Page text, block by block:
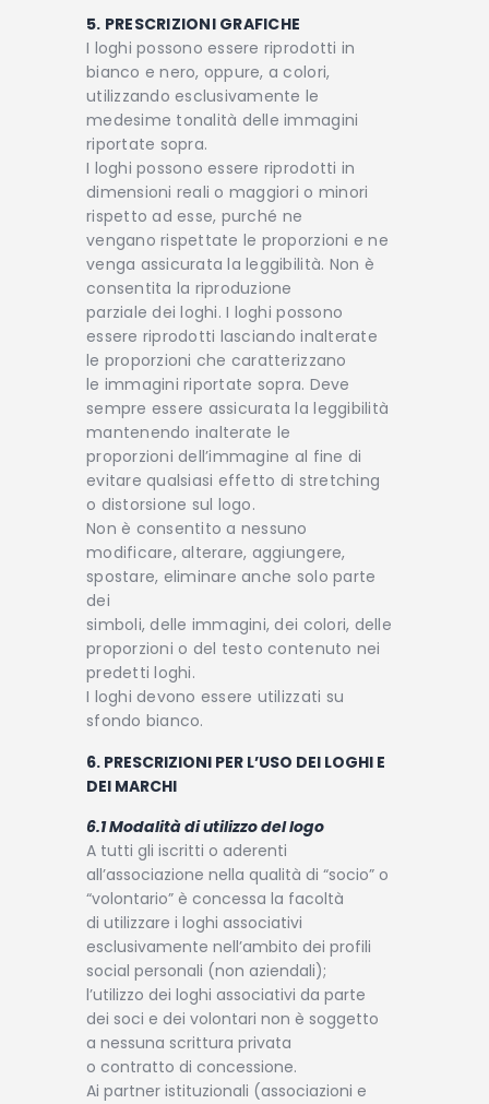
5. PRESCRIZIONI GRAFICHE
I loghi possono essere riprodotti in
bianco e nero, oppure, a colori,
utilizzando esclusivamente le
medesime tonalità delle immagini
riportate sopra.
I loghi possono essere riprodotti in
dimensioni reali o maggiori o minori
rispetto ad esse, purché ne
vengano rispettate le proporzioni e ne
venga assicurata la leggibilità. Non è
consentita la riproduzione
parziale dei loghi. I loghi possono
essere riprodotti lasciando inalterate
le proporzioni che caratterizzano
le immagini riportate sopra. Deve
sempre essere assicurata la leggibilità
mantenendo inalterate le
proporzioni dell’immagine al fine di
evitare qualsiasi effetto di stretching
o distorsione sul logo.
Non è consentito a nessuno
modificare, alterare, aggiungere,
spostare, eliminare anche solo parte
dei
simboli, delle immagini, dei colori, delle
proporzioni o del testo contenuto nei
predetti loghi.
I loghi devono essere utilizzati su
sfondo bianco.
6. PRESCRIZIONI PER L’USO DEI LOGHI E
DEI MARCHI
6.1 Modalità di utilizzo del logo
A tutti gli iscritti o aderenti
all’associazione nella qualità di “socio” o
“volontario” è concessa la facoltà
di utilizzare i loghi associativi
esclusivamente nell’ambito dei profili
social personali (non aziendali);
l’utilizzo dei loghi associativi da parte
dei soci e dei volontari non è soggetto
a nessuna scrittura privata
o contratto di concessione.
Ai partner istituzionali (associazioni e